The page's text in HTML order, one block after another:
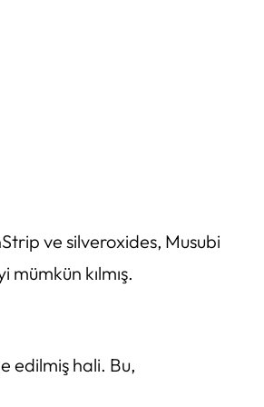
ve silveroxides, Musubi
kılmış.
edilmiş hali. Bu,